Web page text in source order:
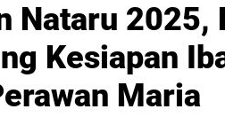
Nataru 2025,
Kesiapan
Maria